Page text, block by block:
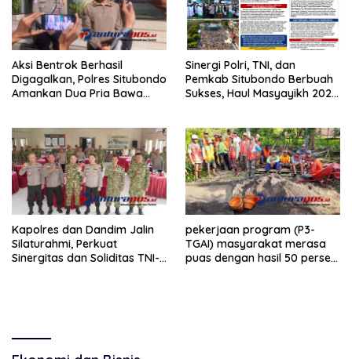
Aksi Bentrok Berhasil
Digagalkan, Polres Situbondo
Amankan Dua Pria Bawa
Sinergi Polri, TNI, dan
Pemkab Situbondo Berbuah
Sukses, Haul Masyayikh 2026
Jamaah
Kapolres dan Dandim Jalin
Silaturahmi, Perkuat
Sinergitas dan Soliditas TNI-
pekerjaan program (P3-
TGAI) masyarakat merasa
puas dengan hasil 50 persen